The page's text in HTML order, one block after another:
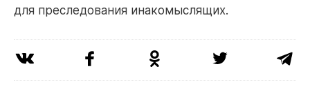
для преследования инакомыслящих.